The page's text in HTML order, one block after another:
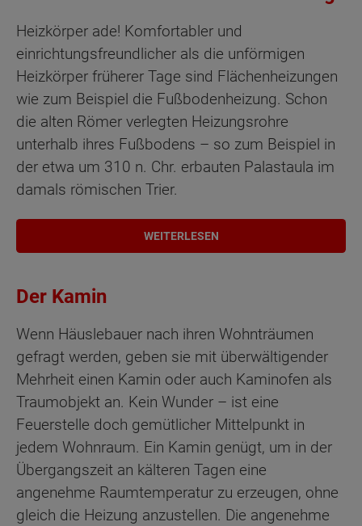
Heizkörper ade! Komfortabler und
einrichtungsfreundlicher als die unförmigen
Heizkörper früherer Tage sind Flächenheizungen
wie zum Beispiel die Fußbodenheizung. Schon
die alten Römer verlegten Heizungsrohre
unterhalb ihres Fußbodens – so zum Beispiel in
der etwa um 310 n. Chr. erbauten Palastaula im
damals römischen Trier.
WEITERLESEN
Der Kamin
Wenn Häuslebauer nach ihren Wohnträumen
gefragt werden, geben sie mit überwältigender
Mehrheit einen Kamin oder auch Kaminofen als
Traumobjekt an. Kein Wunder – ist eine
Feuerstelle doch gemütlicher Mittelpunkt in
jedem Wohnraum. Ein Kamin genügt, um in der
Übergangszeit an kälteren Tagen eine
angenehme Raumtemperatur zu erzeugen, ohne
gleich die Heizung anzustellen. Die angenehme